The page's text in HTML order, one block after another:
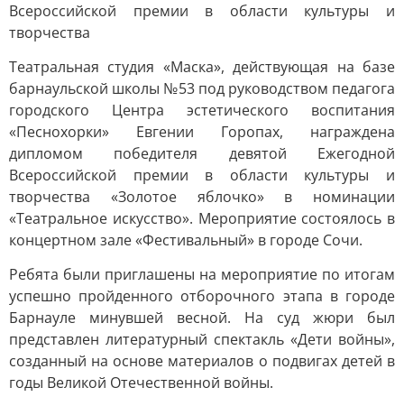
Всероссийской премии в области культуры и
творчества
Театральная студия «Маска», действующая на базе
барнаульской школы №53 под руководством педагога
городского Центра эстетического воспитания
«Песнохорки» Евгении Горопах, награждена
дипломом победителя девятой Ежегодной
Всероссийской премии в области культуры и
творчества «Золотое яблочко» в номинации
«Театральное искусство». Мероприятие состоялось в
концертном зале «Фестивальный» в городе Сочи.
Ребята были приглашены на мероприятие по итогам
успешно пройденного отборочного этапа в городе
Барнауле минувшей весной. На суд жюри был
представлен литературный спектакль «Дети войны»,
созданный на основе материалов о подвигах детей в
годы Великой Отечественной войны.